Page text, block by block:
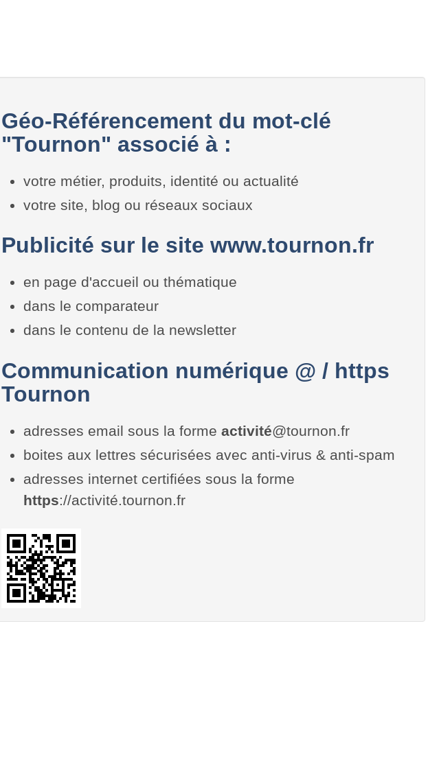
Géo-Référencement du mot-clé
"Tournon" associé à :
votre métier, produits, identité ou actualité
votre site, blog ou réseaux sociaux
Publicité sur le site www.tournon.fr
en page d'accueil ou thématique
dans le comparateur
dans le contenu de la newsletter
Communication numérique @ / https
Tournon
adresses email sous la forme activité@tournon.fr
boites aux lettres sécurisées avec anti-virus & anti-spam
adresses internet certifiées sous la forme
https://activité.tournon.fr